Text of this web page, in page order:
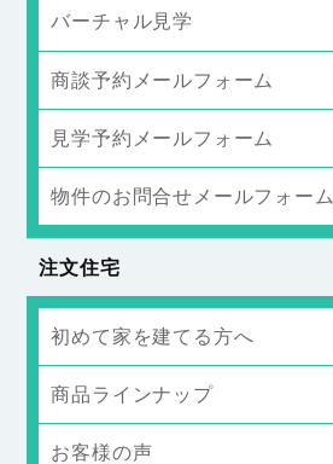
バーチャル見学
商談予約メールフォーム
見学予約メールフォーム
物件のお問合せメールフォーム
注文住宅
初めて家を建てる方へ
商品ラインナップ
お客様の声